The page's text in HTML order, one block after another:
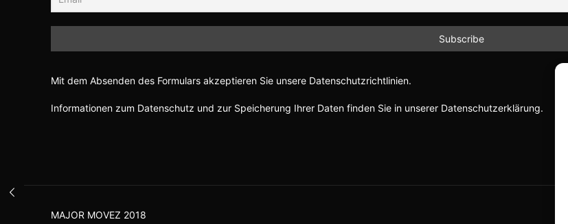
Mit dem Absenden des Formulars akzeptieren Sie unsere Datenschutzrichtlinien.
Informationen zum Datenschutz und zur Speicherung Ihrer Daten finden Sie in unserer Datenschutzerklärung.
MAJOR MOVEZ 2018